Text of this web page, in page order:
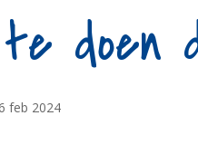
doen
feb 2024